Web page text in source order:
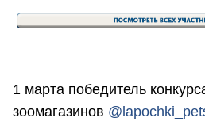
1 марта победитель
зоомагазинов